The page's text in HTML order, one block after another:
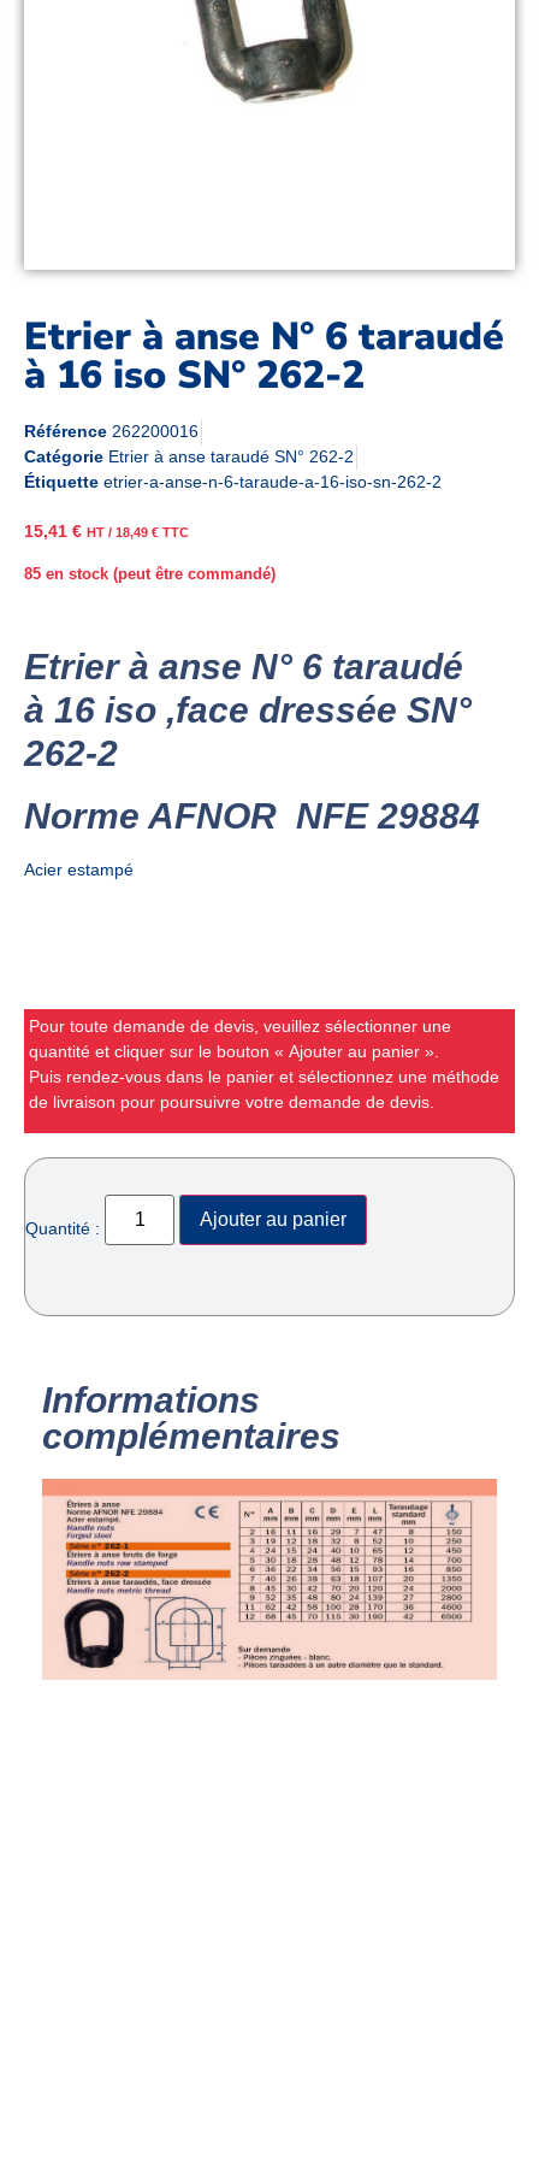
Etrier à anse N° 6 taraudé
à 16 iso SN° 262-2
Référence 262200016
Catégorie Etrier à anse taraudé SN° 262-2
Étiquette etrier-a-anse-n-6-taraude-a-16-iso-sn-262-2
15,41 € HT / 18,49 € TTC
85 en stock (peut être commandé)
Etrier à anse N° 6 taraudé
à 16 iso ,face dressée SN°
262-2
Norme AFNOR NFE 29884
Acier estampé
Pour toute demande de devis, veuillez sélectionner une
quantité et cliquer sur le bouton « Ajouter au panier ».
Puis rendez-vous dans le panier et sélectionnez une méthode
de livraison pour poursuivre votre demande de devis.
Quantité : Ajouter au panier
Informations
complémentaires